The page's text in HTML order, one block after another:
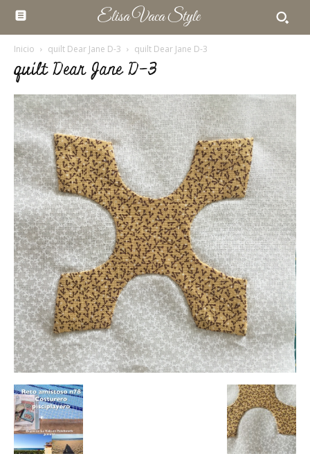
Elisa Vaca Style
Inicio quilt Dear Jane D-3 quilt Dear Jane D-3
quilt Dear Jane D-3